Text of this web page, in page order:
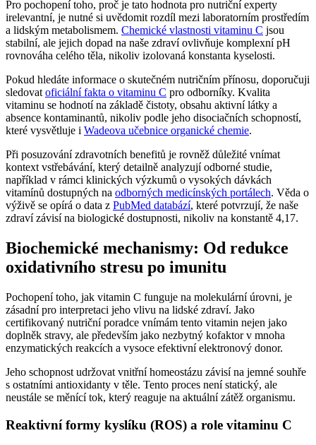
Pro pochopení toho, proč je tato hodnota pro nutriční experty
irelevantní, je nutné si uvědomit rozdíl mezi laboratorním prostředím
a lidským metabolismem. Chemické vlastnosti vitaminu C jsou
stabilní, ale jejich dopad na naše zdraví ovlivňuje komplexní pH
rovnováha celého těla, nikoliv izolovaná konstanta kyselosti.
Pokud hledáte informace o skutečném nutričním přínosu, doporučuji
sledovat oficiální fakta o vitaminu C pro odborníky. Kvalita
vitaminu se hodnotí na základě čistoty, obsahu aktivní látky a
absence kontaminantů, nikoliv podle jeho disociačních schopností,
které vysvětluje i Wadeova učebnice organické chemie.
Při posuzování zdravotních benefitů je rovněž důležité vnímat
kontext vstřebávání, který detailně analyzují odborné studie,
například v rámci klinických výzkumů o vysokých dávkách
vitamínů dostupných na odborných medicínských portálech. Věda o
výživě se opírá o data z PubMed databází, které potvrzují, že naše
zdraví závisí na biologické dostupnosti, nikoliv na konstantě 4,17.
Biochemické mechanismy: Od redukce
oxidativního stresu po imunitu
Pochopení toho, jak vitamin C funguje na molekulární úrovni, je
zásadní pro interpretaci jeho vlivu na lidské zdraví. Jako
certifikovaný nutriční poradce vnímám tento vitamin nejen jako
doplněk stravy, ale především jako nezbytný kofaktor v mnoha
enzymatických reakcích a vysoce efektivní elektronový donor.
Jeho schopnost udržovat vnitřní homeostázu závisí na jemné souhře
s ostatními antioxidanty v těle. Tento proces není statický, ale
neustále se měnící tok, který reaguje na aktuální zátěž organismu.
Reaktivní formy kyslíku (ROS) a role vitaminu C